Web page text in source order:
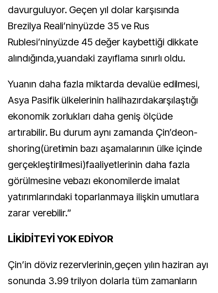
davurguluyor. Geçen yıl dolar karşısında
Brezilya Reali’ninyüzde 35 ve Rus
Rublesi’ninyüzde 45 değer kaybettiği dikkate
alındığında,yuandaki zayıflama sınırlı oldu.
Yuanın daha fazla miktarda devalüe edilmesi,
Asya Pasifik ülkelerinin halihazırdakarşılaştığı
ekonomik zorlukları daha geniş ölçüde
artırabilir. Bu durum aynı zamanda Çin’deon-
shoring(üretimin bazı aşamalarının ülke içinde
gerçekleştirilmesi)faaliyetlerinin daha fazla
görülmesine vebazı ekonomilerde imalat
yatırımlarındaki toparlanmaya ilişkin umutlara
zarar verebilir.”
LİKİDİTEYİ YOK EDİYOR
Çin’in döviz rezervlerinin,geçen yılın haziran ayı
sonunda 3.99 trilyon dolarla tüm zamanların